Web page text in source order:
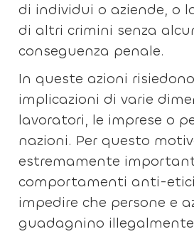
di individui o aziende, o
di altri crimini senza
conseguenza penale.
In queste azioni
implicazioni di varie
lavoratori, le imprese o
nazioni. Per questo
estremamente
comportamenti anti-
impedire che persone e
guadagnino